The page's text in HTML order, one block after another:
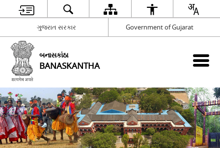
ગુજરાત સરકાર Government of Gujarat
બનાસકાંઠા
BANASKANTHA